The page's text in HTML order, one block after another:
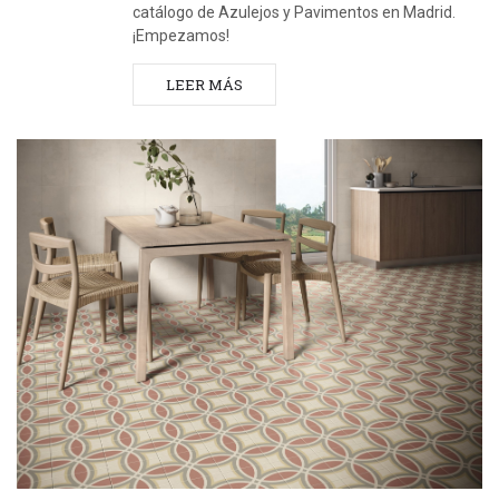
catálogo de Azulejos y Pavimentos en Madrid.
¡Empezamos!
LEER MÁS